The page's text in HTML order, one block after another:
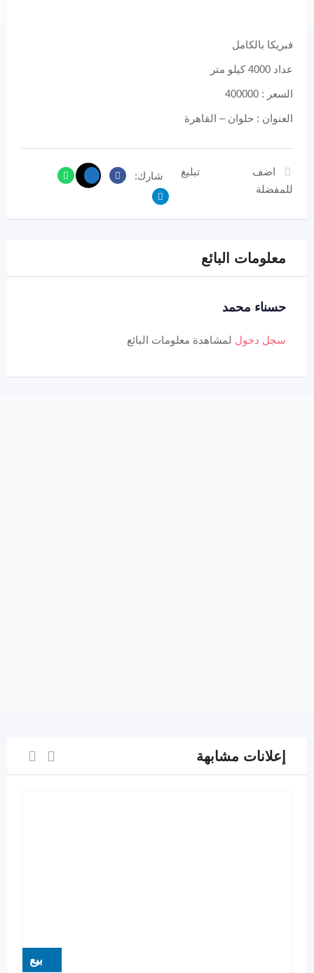
فبريكا بالكامل
عداد 4000 كيلو متر
السعر : 400000
العنوان : حلوان – القاهرة
اضف
للمفضلة
تبليغ شارك:
معلومات البائع
حسناء محمد
سجل دخول لمشاهدة معلومات البائع
إعلانات مشابهة
بيع